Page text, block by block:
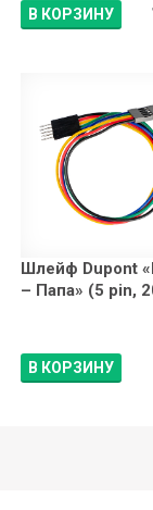
В КОРЗИНУ
Шлейф Dupont
– Папа» (5 pin,
В КОРЗИНУ